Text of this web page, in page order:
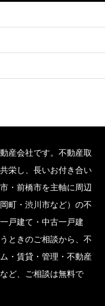
産会社です。不動産取
栄し、長いお付き合い
・前橋市を主軸に周辺
町・渋川市など）の不
戸建て・中古一戸建
ときのご相談から、不
・賃貸・管理・不動産
ど、ご相談は無料で